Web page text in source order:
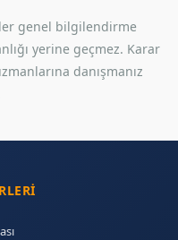
genel bilgilendirme
yerine geçmez. Karar
danışmanız